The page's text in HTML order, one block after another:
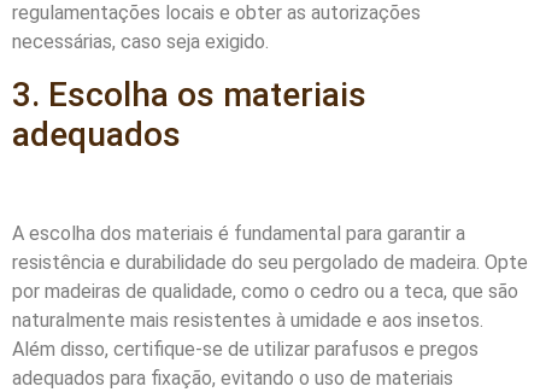
regulamentações locais e obter as autorizações
necessárias, caso seja exigido.
3. Escolha os materiais
adequados
A escolha dos materiais é fundamental para garantir a
resistência e durabilidade do seu pergolado de madeira. Opte
por madeiras de qualidade, como o cedro ou a teca, que são
naturalmente mais resistentes à umidade e aos insetos.
Além disso, certifique-se de utilizar parafusos e pregos
adequados para fixação, evitando o uso de materiais